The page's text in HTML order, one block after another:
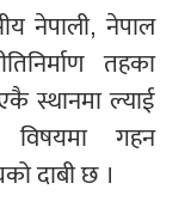
नेपाली, नेपाल
तहका
स्थानमा ल्याई
विषयमा गहन
दाबी छ ।